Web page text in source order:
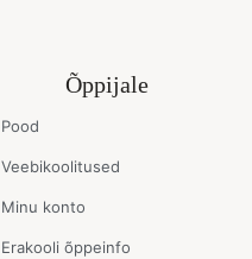
Õppijale
Pood
Veebikoolitused
Minu konto
Erakooli õppeinfo